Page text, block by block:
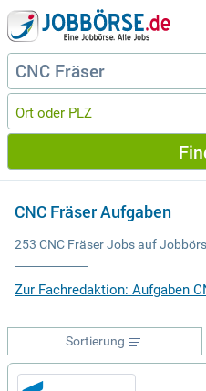
CNC Fräser Aufgaben
253 CNC Fräser Jobs auf
Zur Fachredaktion: Aufgaben
Sortierung